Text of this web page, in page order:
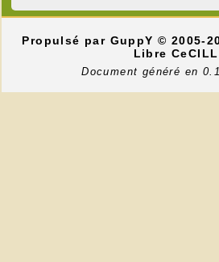
Propulsé par GuppY© 2005-
Libre CeCILL
Document généré en